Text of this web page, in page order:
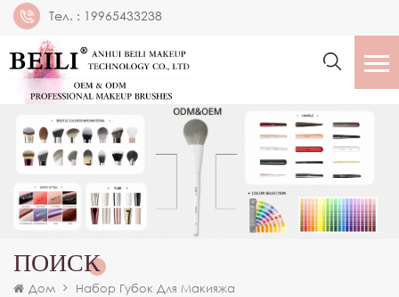
Тел. : 19965433238
ПОИСК
Дом Набор Губок Для Макияжа